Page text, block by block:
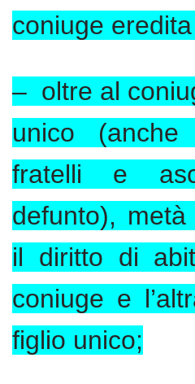
coniuge
– oltre al
unico
fratelli e
defunto), metà
il diritto di
coniuge e
figlio unico;